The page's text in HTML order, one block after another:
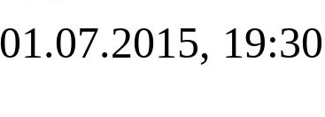
01.07.2015,